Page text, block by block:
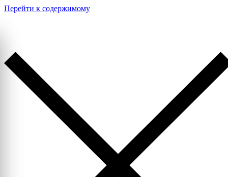
Перейти к содержимому